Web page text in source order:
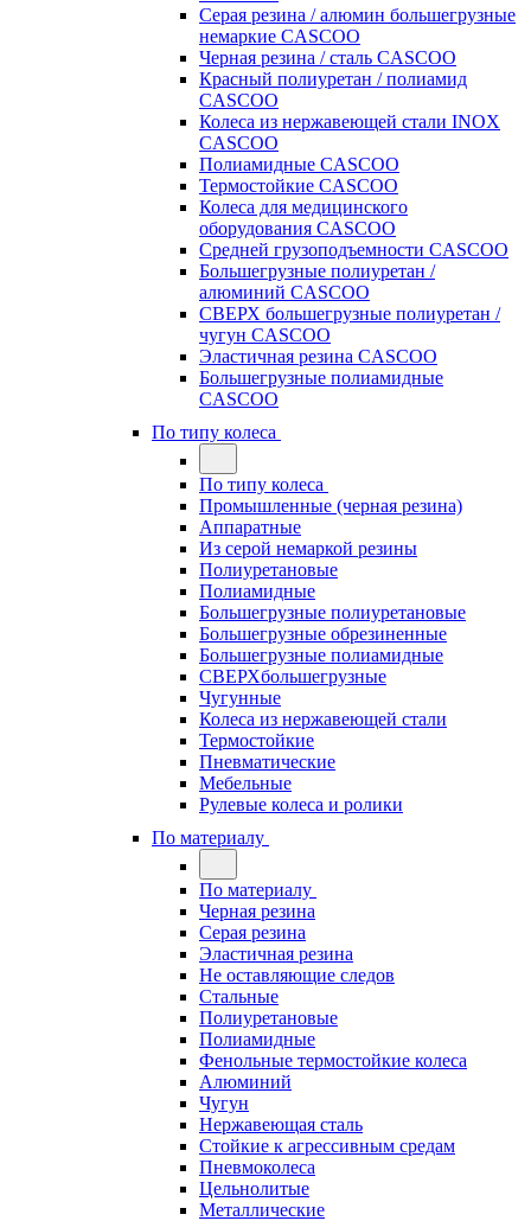
Серая резина / алюмин большегрузные
немаркие CASCOO
Черная резина / сталь CASCOO
Красный полиуретан / полиамид
CASCOO
Колеса из нержавеющей стали INOX
CASCOO
Полиамидные CASCOO
Термостойкие CASCOO
Колеса для медицинского
оборудования CASCOO
Средней грузоподъемности CASCOO
Большегрузные полиуретан /
алюминий CASCOO
СВЕРХ большегрузные полиуретан /
чугун CASCOO
Эластичная резина CASCOO
Большегрузные полиамидные
CASCOO
По типу колеса
По типу колеса
Промышленные (черная резина)
Аппаратные
Из серой немаркой резины
Полиуретановые
Полиамидные
Большегрузные полиуретановые
Большегрузные обрезиненные
Большегрузные полиамидные
СВЕРХбольшегрузные
Чугунные
Колеса из нержавеющей стали
Термостойкие
Пневматические
Мебельные
Рулевые колеса и ролики
По материалу
По материалу
Черная резина
Серая резина
Эластичная резина
Не оставляющие следов
Стальные
Полиуретановые
Полиамидные
Фенольные термостойкие колеса
Алюминий
Чугун
Нержавеющая сталь
Стойкие к агрессивным средам
Пневмоколеса
Цельнолитые
Металлические